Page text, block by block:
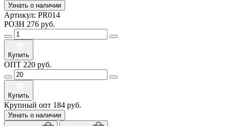
Узнать о наличии
Артикул: PR014
РОЗН 276 руб.
Купить
ОПТ 220 руб.
Купить
Крупный опт 184 руб.
Узнать о наличии